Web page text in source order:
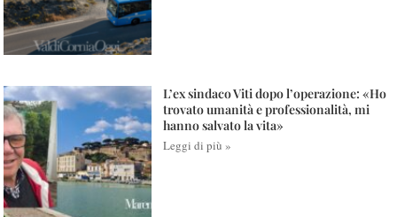
L’ex sindaco Viti dopo l’operazione: «Ho
trovato umanità e professionalità, mi
hanno salvato la vita»
Leggi di più »